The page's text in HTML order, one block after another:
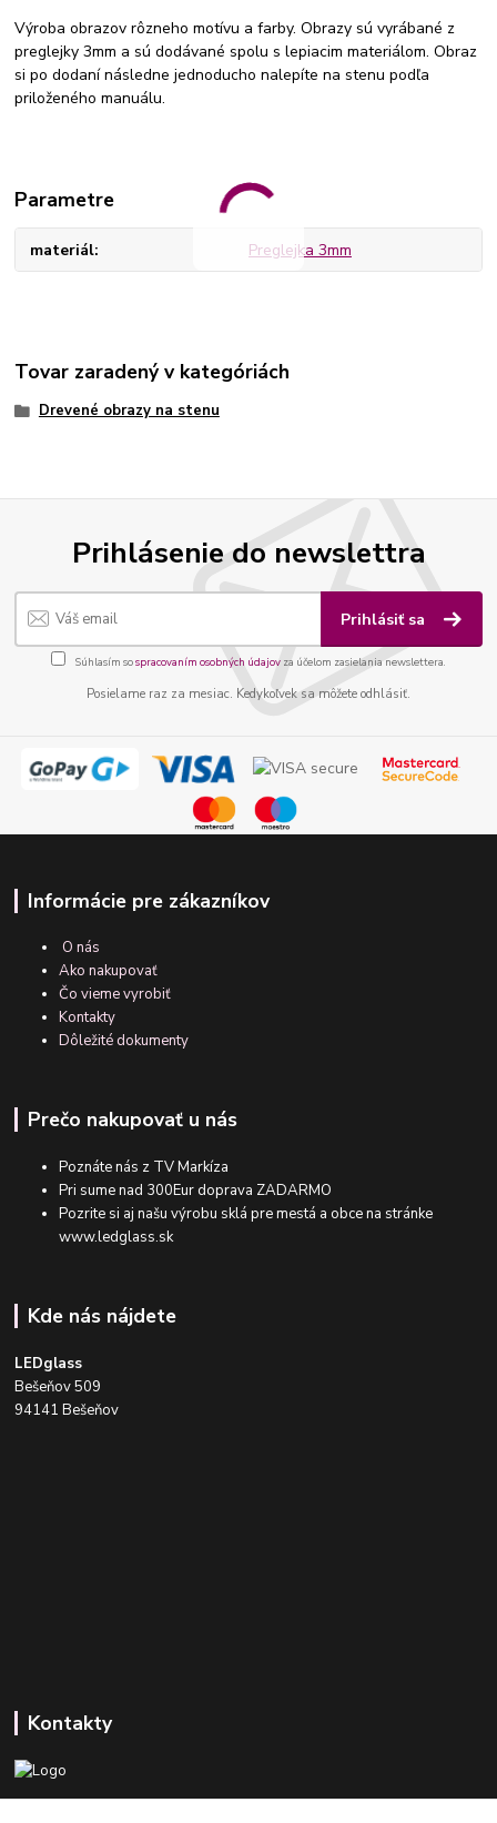
Výroba obrazov rôzneho motívu a farby. Obrazy sú vyrábané z
preglejky 3mm a sú dodávané spolu s lepiacim materiálom. Obraz
si po dodaní následne jednoducho nalepíte na stenu podľa
priloženého manuálu.
Parametre
materiál Preglejka 3mm
Tovar zaradený v kategóriách
Drevené obrazy na stenu
Prihlásenie do newslettra
Prihlásiť sa
Súhlasím sospracovaním osobných údajov za účelom zasielania newslettera.
Posielame raz za mesiac. Kedykoľvek sa môžete odhlásiť.
Informácie pre zákazníkov
O nás
Ako nakupovať
Čo vieme vyrobiť
Kontakty
Dôležité dokumenty
Prečo nakupovať u nás
Poznáte nás z TV Markíza
Pri sume nad 300Eur doprava ZADARMO
Pozrite si aj našu výrobu sklá pre mestá a obce na stránke
www.ledglass.sk
Kde nás nájdete
LEDglass
Bešeňov 509
94141 Bešeňov
Kontakty